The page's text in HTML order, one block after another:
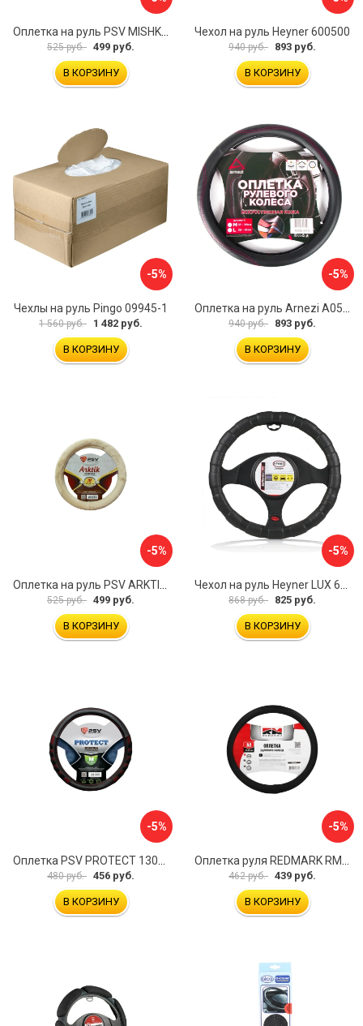
525 руб. 499 руб.
В КОРЗИНУ
Чехол на руль Heyner 600500
940 руб. 893 руб.
В КОРЗИНУ
-5%
Чехлы на руль Pingo 09945-1
1 560 руб. 1 482 руб.
В КОРЗИНУ
-5%
940 руб. 893 руб.
В КОРЗИНУ
-5%
525 руб. 499 руб.
В КОРЗИНУ
-5%
868 руб. 825 руб.
В КОРЗИНУ
-5%
Оплетка PSV PROTECT 130503
480 руб. 456 руб.
В КОРЗИНУ
-5%
Оплетка руля REDMARK RM78002
462 руб. 439 руб.
В КОРЗИНУ